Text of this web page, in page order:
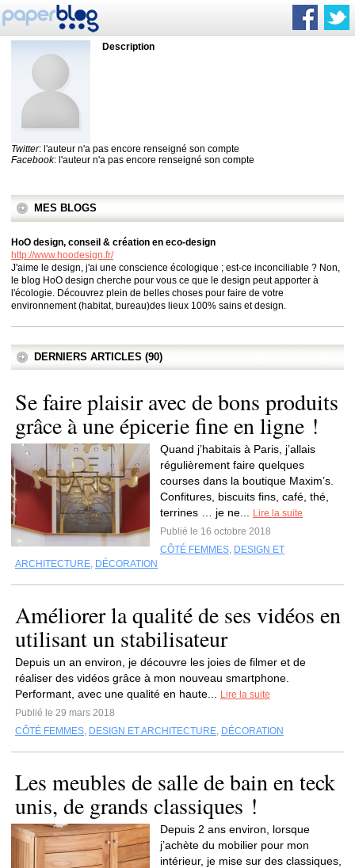
Description
Twitter: l'auteur n'a pas encore renseigné son compte
Facebook: l'auteur n'a pas encore renseigné son compte
MES BLOGS
HoO design, conseil & création en eco-design
http://www.hoodesign.fr/
J'aime le design, j'ai une conscience écologique ; est-ce inconciliable ? Non,
le blog HoO design cherche pour vous ce que le design peut apporter à
l'écologie. Découvrez plein de belles choses pour faire de votre
environnement (habitat, bureau)des lieux 100% sains et design.
DERNIERS ARTICLES (90)
Se faire plaisir avec de bons produits
grâce à une épicerie fine en ligne !
Quand j’habitais à Paris, j’allais
régulièrement faire quelques
courses dans la boutique Maxim’s.
Confitures, biscuits fins, café, thé,
terrines … je ne...
Lire la suite
Publié le 16 octobre 2018
CÔTÉ FEMMES, DESIGN ET
ARCHITECTURE, DÉCORATION
Améliorer la qualité de ses vidéos en
utilisant un stabilisateur
Depuis un an environ, je découvre les joies de filmer et de
réaliser des vidéos grâce à mon nouveau smartphone.
Performant, avec une qualité en haute...
Lire la suite
Publié le 29 mars 2018
CÔTÉ FEMMES, DESIGN ET ARCHITECTURE, DÉCORATION
Les meubles de salle de bain en teck
unis, de grands classiques !
Depuis 2 ans environ, lorsque
j’achète du mobilier pour mon
intérieur, je mise sur des classiques,